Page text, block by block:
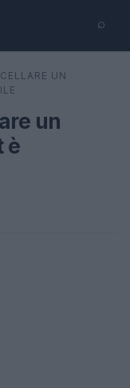
⌕
UN
un
è